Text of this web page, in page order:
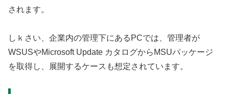
されます。
しｋさい、企業内の管理下にあるPCでは、管理者が
WSUSやMicrosoft Update カタログからMSUパッケージ
を取得し、展開するケースも想定されています。